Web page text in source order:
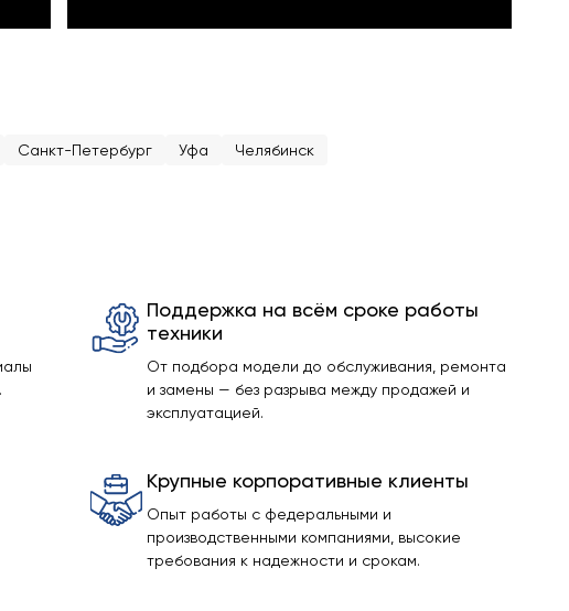
Санкт-Петербург Уфа Челябинск
Поддержка на всём сроке работы
техники
От подбора модели до обслуживания, ремонта
и замены — без разрыва между продажей и
эксплуатацией.
Крупные корпоративные клиенты
Опыт работы с федеральными и
производственными компаниями, высокие
требования к надежности и срокам.